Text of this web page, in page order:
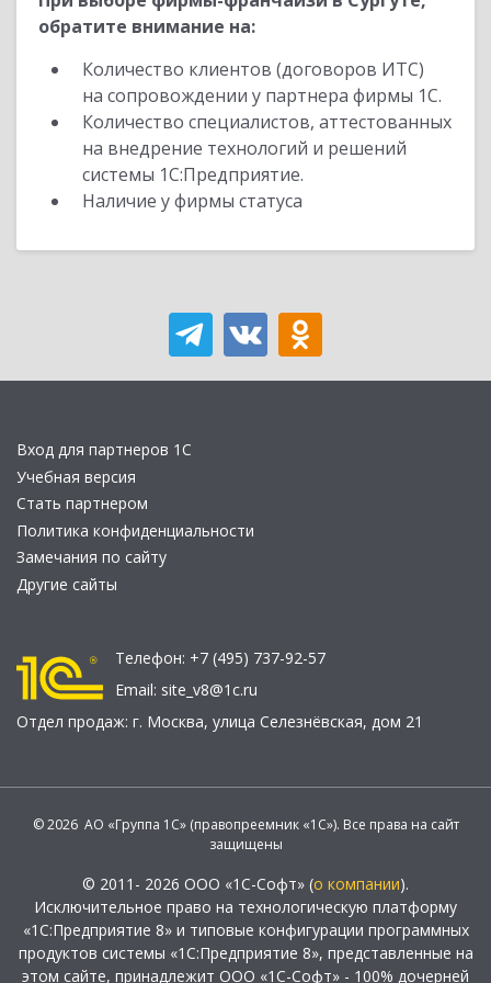
обратите внимание на:
Количество клиентов (договоров ИТС)
на сопровождении у партнера фирмы 1С.
Количество специалистов, аттестованных
на внедрение технологий и решений
системы 1С:Предприятие.
Наличие у фирмы статуса
Вход для партнеров 1С
Учебная версия
Стать партнером
Политика конфиденциальности
Замечания по сайту
Другие сайты
Телефон: +7 (495) 737-92-57
Email: site_v8@1c.ru
Отдел продаж: г. Москва, улица Селезнёвская, дом 21
© 2026 АО «Группа 1С» (правопреемник «1С»). Все права на сайт
защищены
© 2011- 2026 ООО «1С-Софт» (о компании).
Исключительное право на технологическую платформу
«1С:Предприятие 8» и типовые конфигурации программных
продуктов системы «1С:Предприятие 8», представленные на
этом сайте, принадлежит ООО «1С-Софт» - 100% дочерней